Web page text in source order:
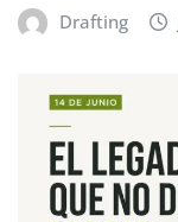
Drafting